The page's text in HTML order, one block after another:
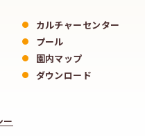
カルチャーセンター
プール
園内マップ
ダウンロード
ー